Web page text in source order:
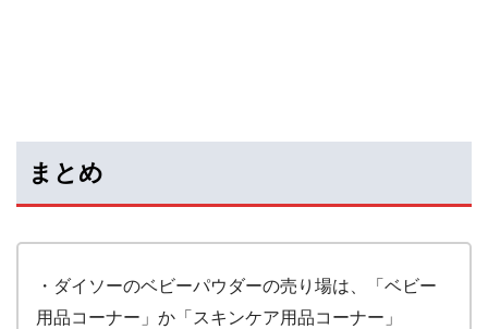
まとめ
・ダイソーのベビーパウダーの売り場は、「ベビー
用品コーナー」か「スキンケア用品コーナー」